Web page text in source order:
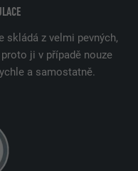
skládá z velmi pevných,
ji v případě nouze
a samostatně.